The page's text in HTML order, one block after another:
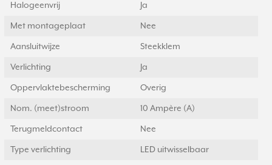
Halogeenvrij Ja
Met montageplaat Nee
Aansluitwijze Steekklem
Verlichting Ja
Oppervlaktebescherming Overig
Nom. (meet)stroom 10 Ampère (A)
Terugmeldcontact Nee
Type verlichting LED uitwisselbaar